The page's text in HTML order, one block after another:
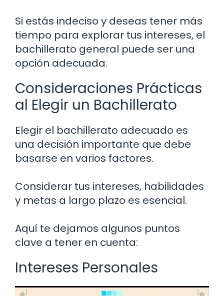
Si estás indeciso y deseas tener más
tiempo para explorar tus intereses, el
bachillerato general puede ser una
opción adecuada.
Consideraciones Prácticas
al Elegir un Bachillerato
Elegir el bachillerato adecuado es
una decisión importante que debe
basarse en varios factores.
Considerar tus intereses, habilidades
y metas a largo plazo es esencial.
Aquí te dejamos algunos puntos
clave a tener en cuenta:
Intereses Personales